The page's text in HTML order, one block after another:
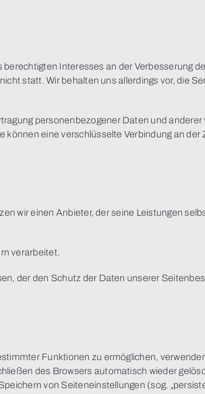
Interesses an der Verbesserung
statt. Wir behalten uns allerdings vor, die
personenbezogener Daten und
eine verschlüsselte Verbindung an
wir einen Anbieter, der seine Leistungen
verarbeitet.
der den Schutz der Daten unserer
Funktionen zu ermöglichen,
des Browsers automatisch wieder
von Seiteneinstellungen (sog.